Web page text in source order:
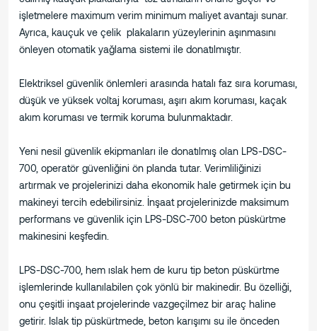
işletmelere maximum verim minimum maliyet avantajı sunar.
Ayrıca, kauçuk ve çelik plakaların yüzeylerinin aşınmasını
önleyen otomatik yağlama sistemi ile donatılmıştır.
Elektriksel güvenlik önlemleri arasında hatalı faz sıra koruması,
düşük ve yüksek voltaj koruması, aşırı akım koruması, kaçak
akım koruması ve termik koruma bulunmaktadır.
Yeni nesil güvenlik ekipmanları ile donatılmış olan LPS-DSC-
700, operatör güvenliğini ön planda tutar. Verimliliğinizi
artırmak ve projelerinizi daha ekonomik hale getirmek için bu
makineyi tercih edebilirsiniz. İnşaat projelerinizde maksimum
performans ve güvenlik için LPS-DSC-700 beton püskürtme
makinesini keşfedin.
LPS-DSC-700, hem ıslak hem de kuru tip beton püskürtme
işlemlerinde kullanılabilen çok yönlü bir makinedir. Bu özelliği,
onu çeşitli inşaat projelerinde vazgeçilmez bir araç haline
getirir. Islak tip püskürtmede, beton karışımı su ile önceden